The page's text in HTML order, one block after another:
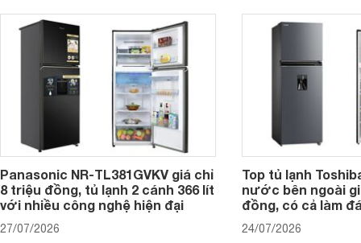
nhiều công nghệ.
Panasonic NR-TL381GVKV giá chỉ
8 triệu đồng, tủ lạnh 2 cánh 366 lít
với nhiều công nghệ hiện đại
27/07/2026
Top tủ lạnh
nước bên ngoài
đồng, có cả làm
24/07/2026